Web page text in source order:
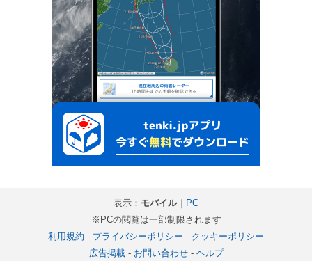
表示： モバイル｜ PC
※PCの閲覧は一部制限されます
利用規約 - プライバシーポリシー - クッキーポリシー
広告掲載- お問い合わせ- ヘルプ